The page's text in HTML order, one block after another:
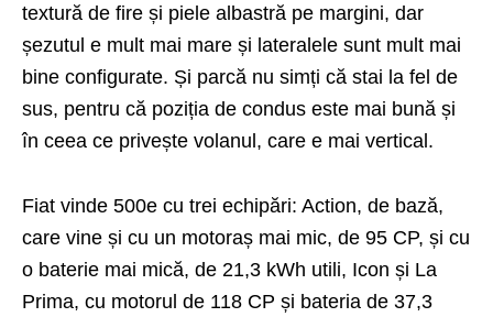
textură de fire și piele albastră pe margini, dar
șezutul e mult mai mare și lateralele sunt mult mai
bine configurate. Și parcă nu simți că stai la fel de
sus, pentru că poziția de condus este mai bună și
în ceea ce privește volanul, care e mai vertical.
Fiat vinde 500e cu trei echipări: Action, de bază,
care vine și cu un motoraș mai mic, de 95 CP, și cu
o baterie mai mică, de 21,3 kWh utili, Icon și La
Prima, cu motorul de 118 CP și bateria de 37,3